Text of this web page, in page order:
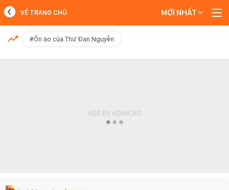
MỚI NHẤT
VỀ TRANG CHỦ MỚI NHẤT
#Ồn ào của Thư Đan Nguyễn